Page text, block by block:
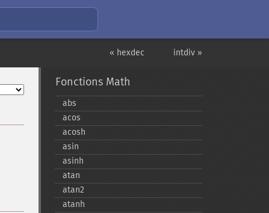
intdiv »
« hexdec
Fonctions Math
abs
acos
acosh
asin
asinh
atan
atan2
atanh